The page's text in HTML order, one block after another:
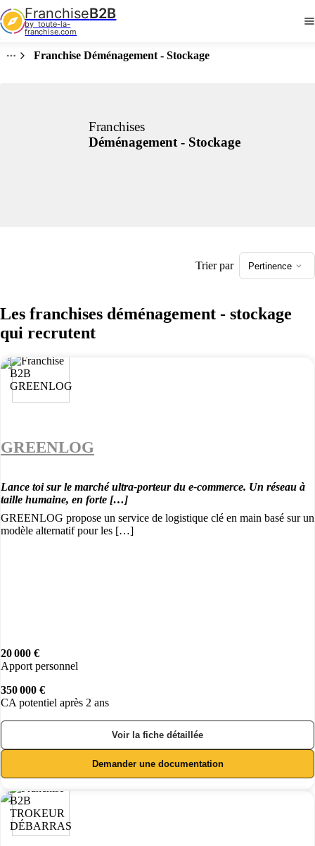
FranchiseB2B
by  toute-la-
franchise.com
Franchise Déménagement - Stockage
Franchises
Déménagement - Stockage
Trier par Pertinence
Les franchises déménagement - stockage
qui recrutent
GREENLOG
Lance toi sur le marché ultra-porteur du e-commerce. Un réseau à
taille humaine, en forte […]
GREENLOG propose un service de logistique clé en main basé sur un
modèle alternatif pour les […]
20 000 €
Apport personnel
350 000 €
CA potentiel après 2 ans
Voir la fiche détaillée
Demander une documentation